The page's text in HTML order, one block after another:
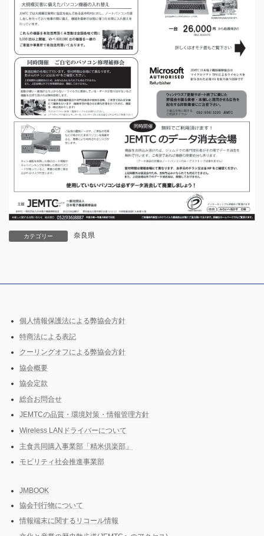
カテゴリー 奈良県
個人情報保護法による弊協会方針
特商法による表記
クーリングオフによる弊協会方針
協会概要
協会定款
総合お問合せ
JEMTCの品質・環境対策・情報管理方針
Wireless LANドライバーについて
主食共同購入事業部「精米倶楽部」
モビリティ社会推進事業部
JMBOOK
協会刊行物について
情報端末に関するリコール情報